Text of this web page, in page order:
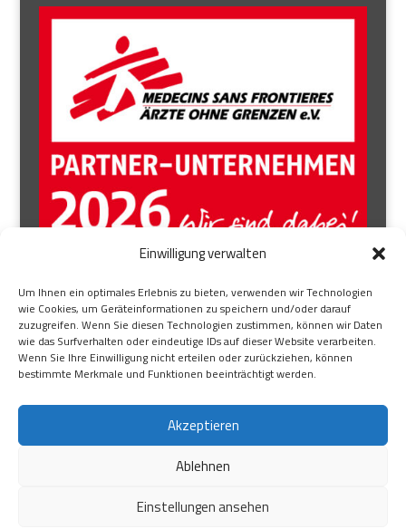
Einwilligung verwalten
Um Ihnen ein optimales Erlebnis zu bieten, verwenden wir Technologien
wie Cookies, um Geräteinformationen zu speichern und/oder darauf
zuzugreifen. Wenn Sie diesen Technologien zustimmen, können wir Daten
wie das Surfverhalten oder eindeutige IDs auf dieser Website verarbeiten.
Wenn Sie Ihre Einwilligung nicht erteilen oder zurückziehen, können
bestimmte Merkmale und Funktionen beeinträchtigt werden.
Akzeptieren
Ablehnen
Einstellungen ansehen
AUFSICHTSRAT
BEIRAT
BRANCHENEXPERTE
ÜBER UNS
DATENSCHUTZ